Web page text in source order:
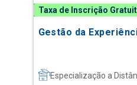
Taxa de Inscrição
Gestão da
Especialização a